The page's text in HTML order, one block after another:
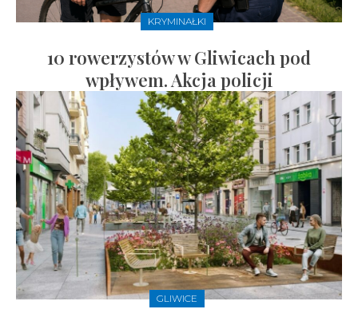
KRYMINAŁKI
10 rowerzystów w Gliwicach pod
wpływem. Akcja policji
GLIWICE